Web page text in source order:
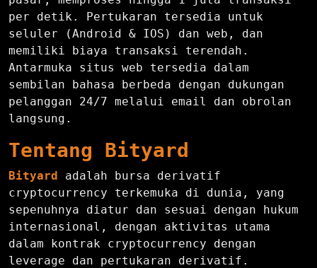
per detik. Pertukaran tersedia untuk
seluler (Android & IOS) dan web, dan
memiliki biaya transaksi terendah.
Antarmuka situs web tersedia dalam
sembilan bahasa berbeda dengan dukungan
pelanggan 24/7 melalui email dan obrolan
langsung.
Tentang Bityard
Bityard adalah bursa derivatif
cryptocurrency terkemuka di dunia, yang
sepenuhnya diatur dan sesuai dengan hukum
internasional, dengan aktivitas utama
dalam kontrak cryptocurrency dengan
leverage dan pertukaran derivatif.